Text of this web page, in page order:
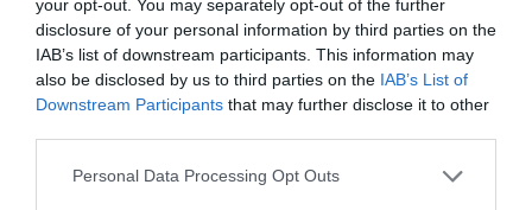
your opt-out. You may separately opt-out of the further
disclosure of your personal information by third parties on the
IAB’s list of downstream participants. This information may
also be disclosed by us to third parties on the IAB’s List of
Downstream Participants that may further disclose it to other
Personal Data Processing Opt Outs